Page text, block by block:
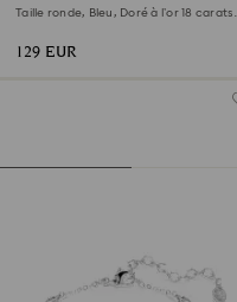
Taille ronde, Bleu, Doré à l’or 18 carats
129 EUR